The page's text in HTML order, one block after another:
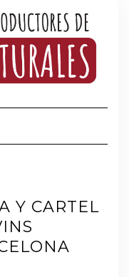
modo de navegación
Y CARTEL